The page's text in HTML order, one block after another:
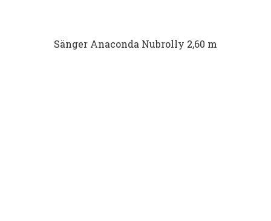
Sänger Anaconda Nubrolly 2,60 m